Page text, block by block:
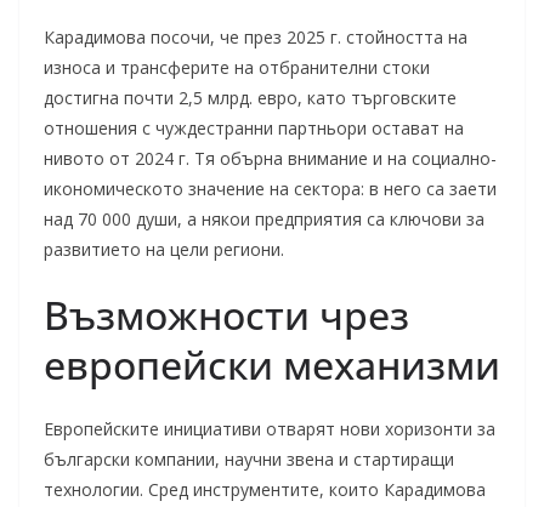
Карадимова посочи, че през 2025 г. стойността на
износа и трансферите на отбранителни стоки
достигна почти 2,5 млрд. евро, като търговските
отношения с чуждестранни партньори остават на
нивото от 2024 г. Тя обърна внимание и на социално-
икономическото значение на сектора: в него са заети
над 70 000 души, а някои предприятия са ключови за
развитието на цели региони.
Възможности чрез
европейски механизми
Европейските инициативи отварят нови хоризонти за
български компании, научни звена и стартиращи
технологии. Сред инструментите, които Карадимова